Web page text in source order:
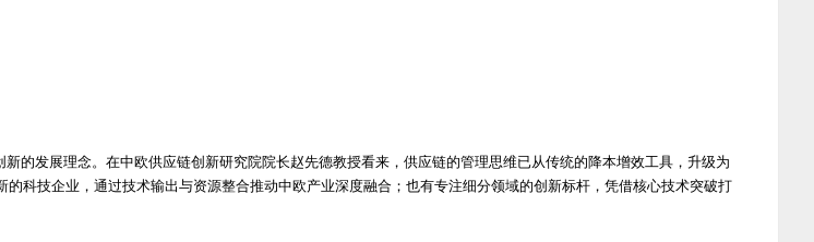
的发展理念。在中欧供应链创新研究院院长赵先德教授看来，供应链的管理思维已从传统的降本增效工具，升级为
科技企业，通过技术输出与资源整合推动中欧产业深度融合；也有专注细分领域的创新标杆，凭借核心技术突破打